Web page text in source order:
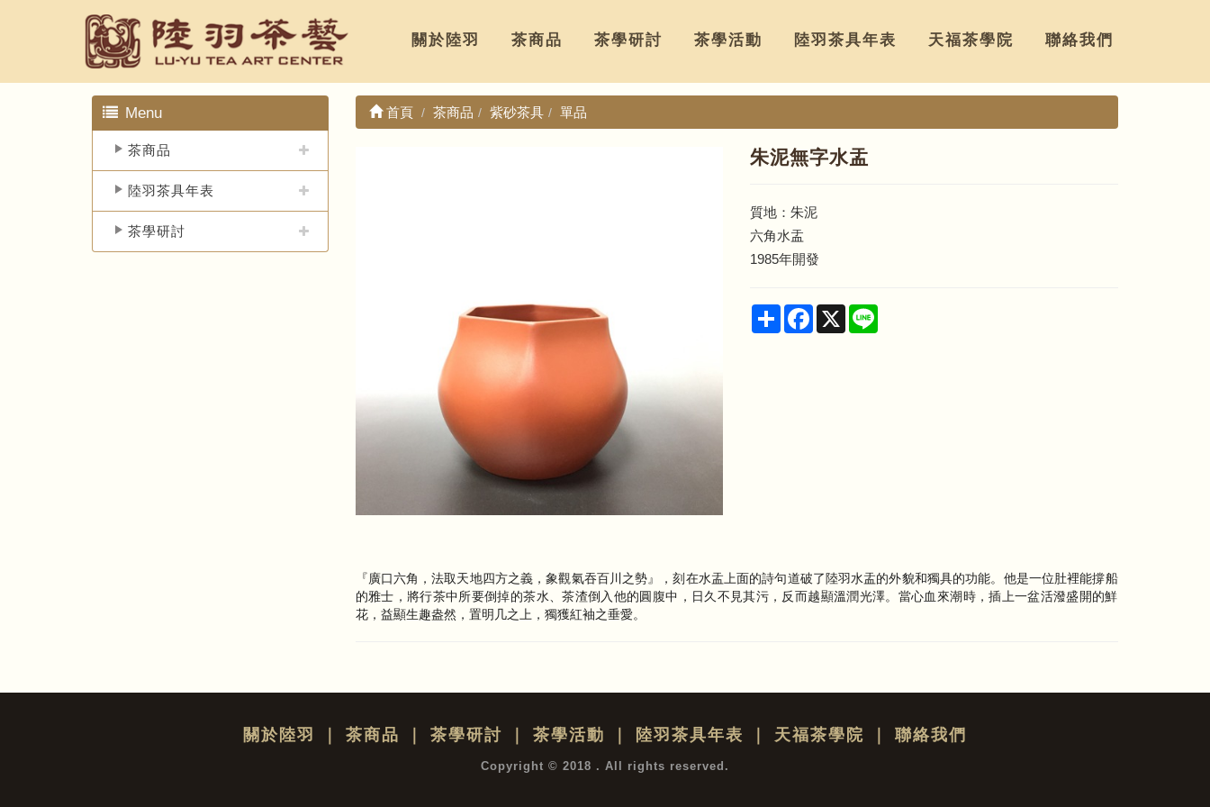
關於陸羽 茶商品 茶學研討 茶學活動 陸羽茶具年表 天福茶學院 聯絡我們
首頁 茶商品 紫砂茶具 單品
朱泥無字水盂
質地：朱泥
六角水盂
1985年開發
Share Facebook
X
『廣口六角，法取天地四方之義，象觀氣吞百川之勢』，刻在水盂上面的詩句道破了陸羽水盂的外貌和獨具的功能。他是一位肚裡能撐船
的雅士，將行茶中所要倒掉的茶水、茶渣倒入他的圓腹中，日久不見其污，反而越顯溫潤光澤。當心血來潮時，插上一盆活潑盛開的鮮
花，益顯生趣盎然，置明几之上，獨獲紅袖之垂愛。
Menu
茶商品
陸羽茶具年表
茶學研討
關於陸羽 茶商品 茶學研討 茶學活動 陸羽茶具年表 天福茶學院 聯絡我們
Copyright © 2018 . All rights reserved.